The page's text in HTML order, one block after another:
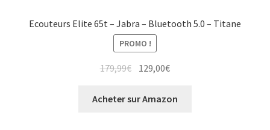
Ecouteurs Elite 65t – Jabra – Bluetooth 5.0 – Titane
PROMO !
179,99€ 129,00€
Acheter sur Amazon